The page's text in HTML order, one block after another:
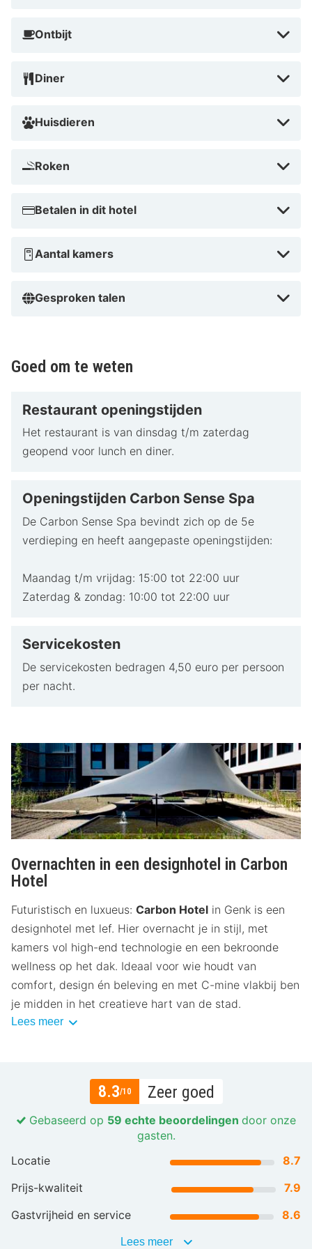
bijzonder. Huur ook eens een fiets om de beroemde
wat op slechts een kwartiertje rijden ligt. Vergeet tot
verlichte straten van Genk voor de ultieme stedelijke
Ontbijt
Diner
Huisdieren
Roken
Betalen in dit hotel
Aantal kamers
Gesproken talen
Goed om te weten
Restaurant openingstijden
Het restaurant is van dinsdag t/m zaterdag
geopend voor lunch en diner.
Openingstijden Carbon Sense Spa
De Carbon Sense Spa bevindt zich op de 5e
verdieping en heeft aangepaste openingstijden:
Maandag t/m vrijdag: 15:00 tot 22:00 uur
Zaterdag & zondag: 10:00 tot 22:00 uur
Servicekosten
De servicekosten bedragen 4,50 euro per persoon
per nacht.
Overnachten in een designhotel in Carbon
Hotel
Futuristisch en luxueus: Carbon Hotel in Genk is een
designhotel met lef. Hier overnacht je in stijl, met
kamers vol high-end technologie en een bekroonde
wellness op het dak. Ideaal voor wie houdt van
comfort, design én beleving en met C-mine vlakbij ben
je midden in het creatieve hart van de stad.
Lees meer
8.3/10 Zeer goed
Gebaseerd op 59 echte beoordelingen door onze
gasten.
Locatie
8.7
Prijs-kwaliteit
7.9
Gastvrijheid en service
8.6
Lees meer